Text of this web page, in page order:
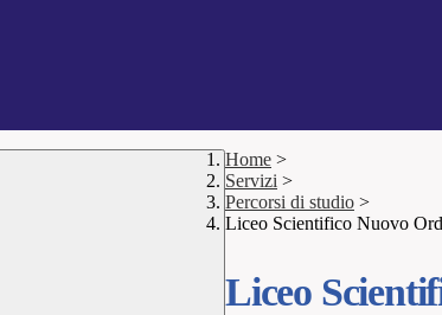
Home >
Servizi >
Percorsi di studio >
Liceo Scientifico Nuovo
Liceo